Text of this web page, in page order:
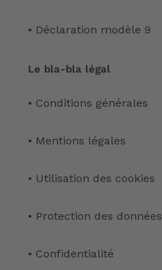
• Déclaration modèle 9
Le bla-bla légal
• Conditions générales
• Mentions légales
• Utilisation des cookies
• Protection des données
• Confidentialité